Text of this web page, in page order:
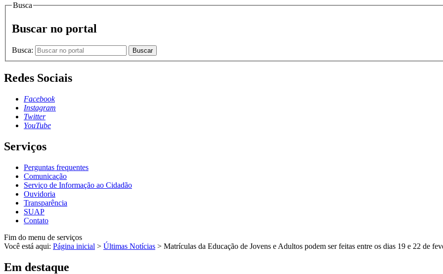
Busca
Buscar no portal
Busca: Buscar
Redes Sociais
Facebook
Instagram
Twitter
YouTube
Serviços
Perguntas frequentes
Comunicação
Serviço de Informação ao Cidadão
Ouvidoria
Transparência
SUAP
Contato
Fim do menu de serviços
Você está aqui: Página inicial > Últimas Notícias > Matrículas da Educação de Jovens e Adultos podem ser feitas entre os dias 19 e 22 de
Em destaque